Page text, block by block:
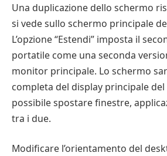
Una duplicazione dello schermo
si vede sullo schermo principale
L’opzione “Estendi” imposta il
portatile come una seconda
monitor principale. Lo schermo
completa del display principale
possibile spostare finestre,
tra i due.
Modificare l’orientamento del